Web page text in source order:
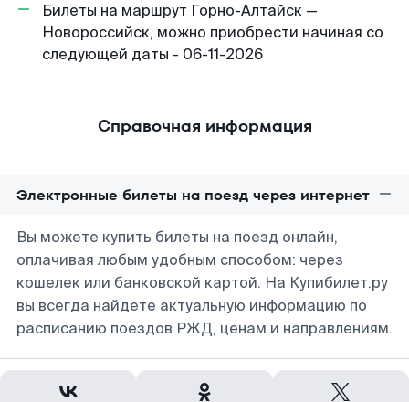
Билеты на маршрут Горно-Алтайск —
Новороссийск, можно приобрести начиная со
следующей даты - 06-11-2026
Справочная информация
Электронные билеты на поезд через интернет
Вы можете купить билеты на поезд онлайн,
оплачивая любым удобным способом: через
кошелек или банковской картой. На Купибилет.ру
вы всегда найдете актуальную информацию по
расписанию поездов РЖД, ценам и направлениям.